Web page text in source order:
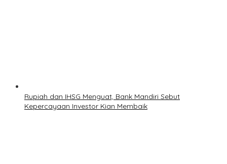
Rupiah dan IHSG Menguat, Bank Mandiri Sebut
Kepercayaan Investor Kian Membaik